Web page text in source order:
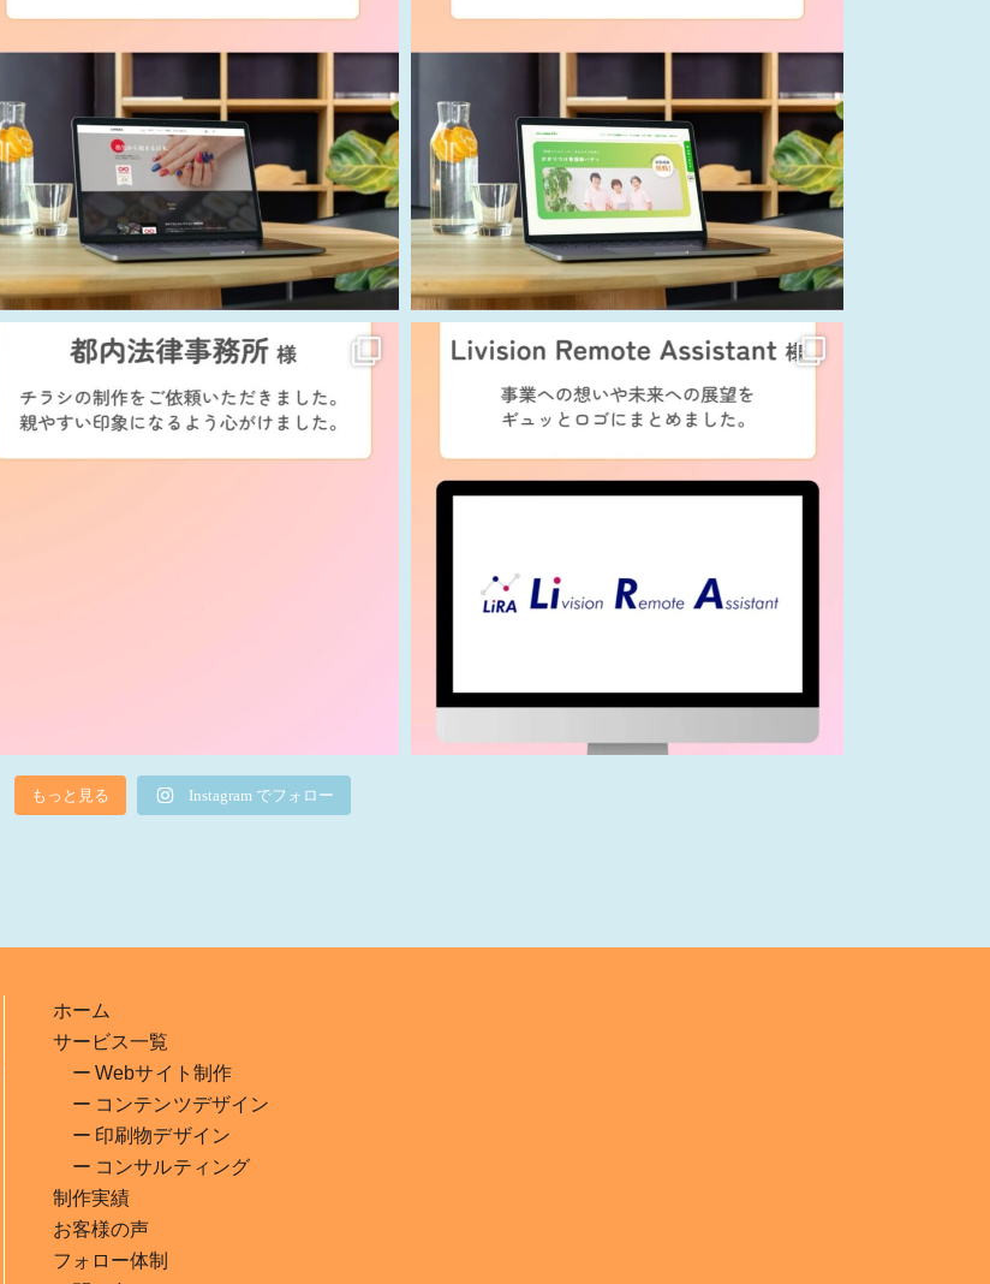
もっと見る Instagram でフォロー
ホーム
サービス一覧
Webサイト制作
コンテンツデザイン
印刷物デザイン
コンサルティング
制作実績
お客様の声
フォロー体制